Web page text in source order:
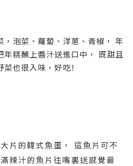
，泡菜、蘿蔔、洋蔥、青椒， 年
年糕蘸上醬汁送進口中， 既甜且
菜也很入味，好吃!
片的韓式魚蛋， 這魚片可不
辣汁的魚片往嘴裏送感覺最